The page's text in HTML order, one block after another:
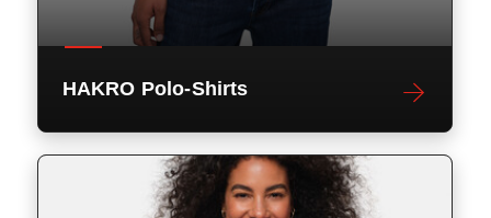
HAKRO Polo-Shirts